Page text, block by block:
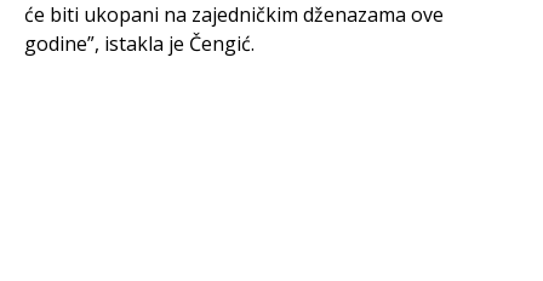
će biti ukopani na zajedničkim dženazama ove
godine”, istakla je Čengić.